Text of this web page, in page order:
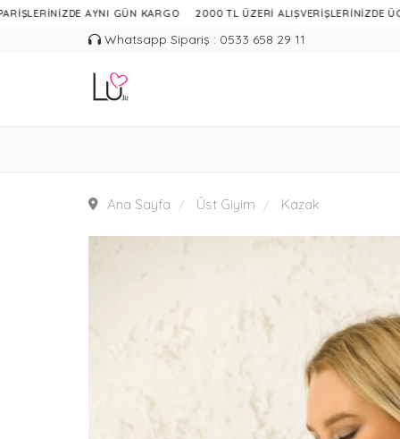
AYNI GÜN KARGO 2000 TL ÜZERİ ALIŞVERİŞLERİNİZDE ÜCRETSİZ
Whatsapp Sipariş : 0533 658 29 11
Ana Sayfa Üst Giyim Kazak